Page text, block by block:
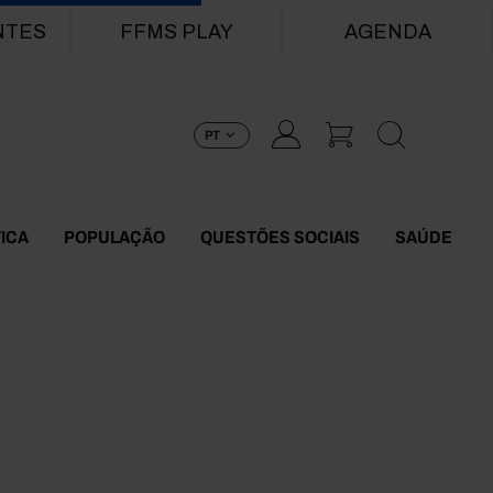
FFMS PLAY AGENDA
PT
POPULAÇÃO QUESTÕES SOCIAIS SAÚDE